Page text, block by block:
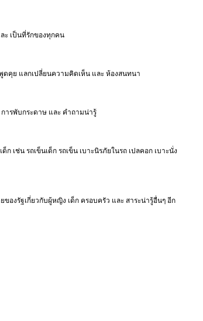
ะ เป็นที่รักของทุกคน
ดคุย แลกเปลี่ยนความคิดเห็น และ ห้องสนทนา
ารพับกระดาษ และ คำถามน่ารู้
เช่น รถเข็นเด็ก รถเข็น เบาะนิรภัยในรถ เปลคอก เบาะนั่ง
งรัฐเกี่ยวกับผู้หญิง เด็ก ครอบครัว และ สาระน่ารู้อื่นๆ อีก